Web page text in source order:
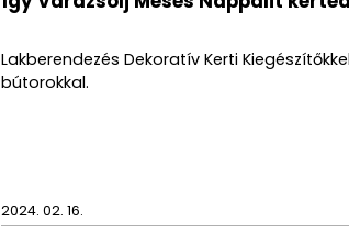
Lakberendezés Dekoratív Kerti
bútorokkal.
2024. 02. 16.